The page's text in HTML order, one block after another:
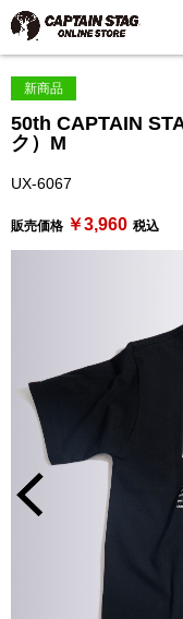
新商品
50th CAPTAIN
ク）M
UX-6067
販売価格 ￥3,960 税込